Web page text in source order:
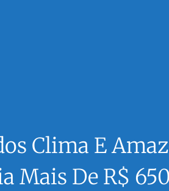
Clima E
Mais De R$